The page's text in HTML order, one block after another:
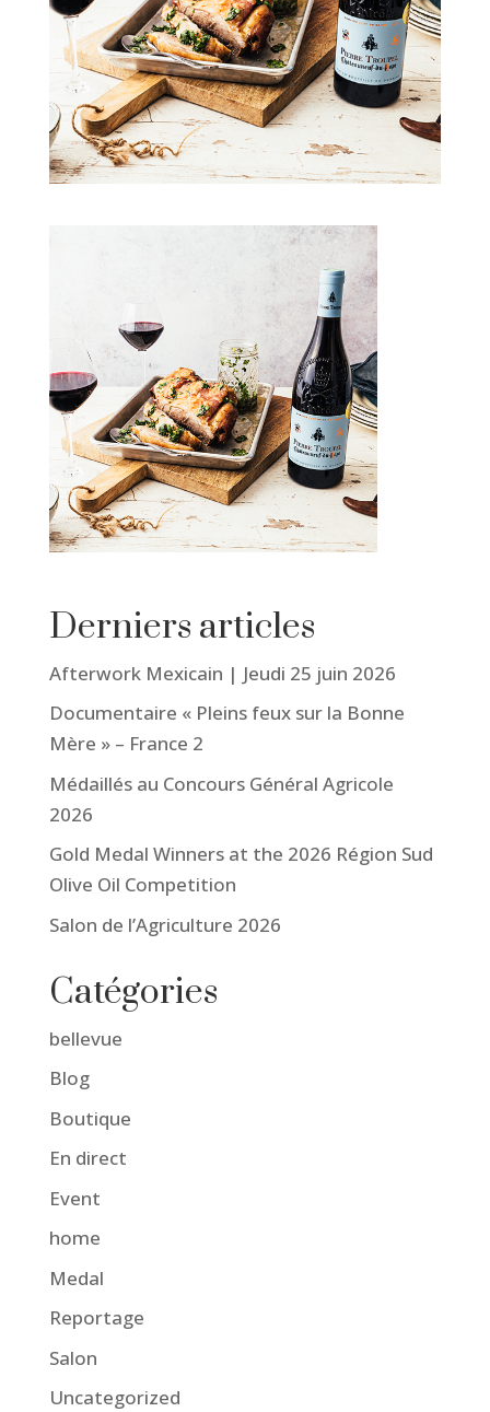
Derniers articles
Afterwork Mexicain | Jeudi 25 juin 2026
Documentaire « Pleins feux sur la Bonne
Mère » – France 2
Médaillés au Concours Général Agricole
2026
Gold Medal Winners at the 2026 Région Sud
Olive Oil Competition
Salon de l’Agriculture 2026
Catégories
bellevue
Blog
Boutique
En direct
Event
home
Medal
Reportage
Salon
Uncategorized